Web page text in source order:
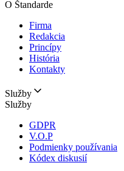
O Štandarde
Firma
Redakcia
Princípy
História
Kontakty
Služby
Služby
GDPR
V.O.P
Podmienky používania
Kódex diskusií